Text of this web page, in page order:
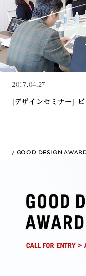
2017.04.27
[デザインセミナー]
GOOD DESIGN